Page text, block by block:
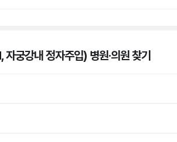
궁강내 정자주입) 병원·의원찾기